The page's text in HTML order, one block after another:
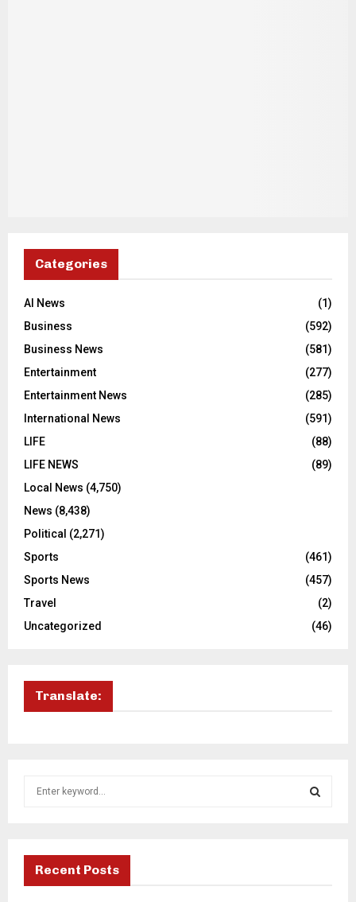
Categories
AI News
(1)
Business
(592)
Business News
(581)
Entertainment
(277)
Entertainment News
(285)
International News
(591)
LIFE
(88)
LIFE NEWS
(89)
Local News (4,750)
News (8,438)
Political (2,271)
Sports
(461)
Sports News
(457)
Travel
(2)
Uncategorized
(46)
Translate:
f
Recent Posts